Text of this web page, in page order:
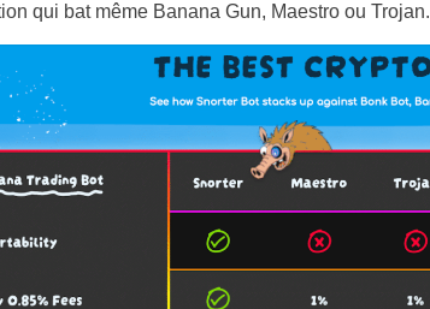
qui bat même Banana Gun, Maestro ou Trojan.